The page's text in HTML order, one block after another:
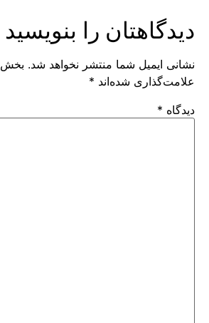
دیدگاهتان را بنویسید
نشانی ایمیل شما منتشر نخواهد شد.
علامت‌گذاری شده‌اند *
دیدگاه *